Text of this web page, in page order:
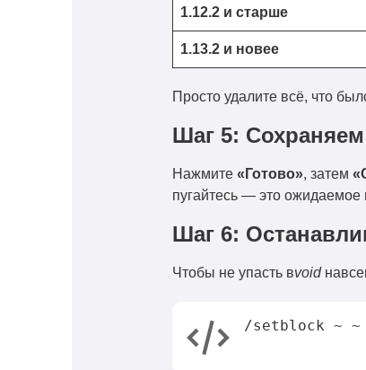
1.12.2 и старше
1.13.2 и новее
Просто удалите всё, что
Шаг 5:
Нажмите «Готово», затем
пугайтесь — это ожидаемое
Шаг 6:
Чтобы не упасть вvoid
/setblock ~ ~